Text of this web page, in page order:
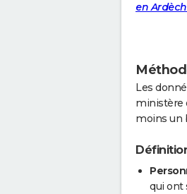
en
Les
ministère
moins un
qui ont